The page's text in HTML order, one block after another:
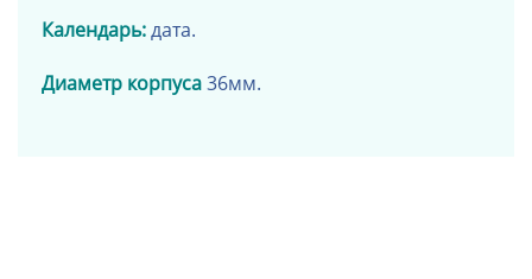
Календарь:дата.
Диаметр корпуса36мм.